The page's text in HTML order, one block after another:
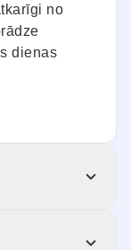
no
dienas